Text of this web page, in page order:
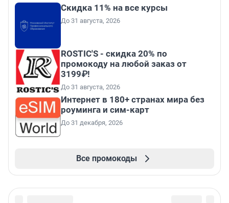
Скидка 11% на все курсы
До 31 августа, 2026
ROSTIC'S - скидка 20% по
промокоду на любой заказ от
3199₽!
До 31 августа, 2026
Интернет в 180+ странах мира без
роуминга и сим-карт
До 31 декабря, 2026
Все промокоды